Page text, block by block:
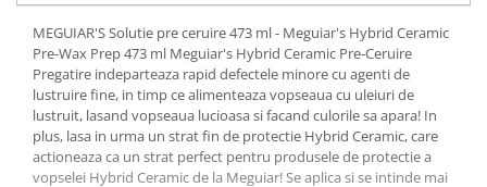
MEGUIAR'S Solutie pre ceruire 473 ml - Meguiar's Hybrid Ceramic
Pre-Wax Prep 473 ml Meguiar's Hybrid Ceramic Pre-Ceruire
Pregatire indeparteaza rapid defectele minore cu agenti de
lustruire fine, in timp ce alimenteaza vopseaua cu uleiuri de
lustruit, lasand vopseaua lucioasa si facand culorile sa apara! In
plus, lasa in urma un strat fin de protectie Hybrid Ceramic, care
actioneaza ca un strat perfect pentru produsele de protectie a
vopselei Hybrid Ceramic de la Meguiar! Se aplica si se intinde mai